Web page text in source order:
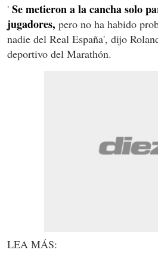
' Se metieron a la cancha solo
jugadores, pero no ha habido
nadie del Real España', dijo
deportivo del Marathón.
LEA MÁS: